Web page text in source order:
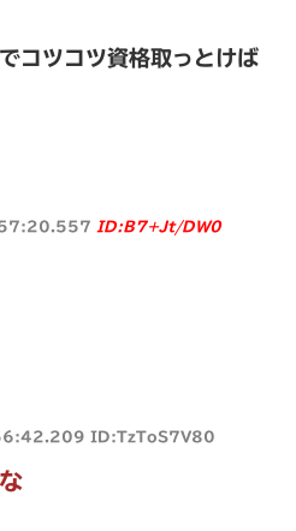
コツコツ資格取っとけば
ID:B7+Jt/DW0
ID:TzToS7V80